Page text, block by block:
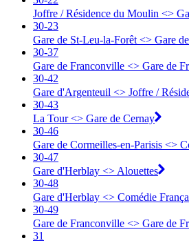
Joffre / Résidence du Moulin <>
30-23
Gare de St-Leu-la-Forêt <> ︎Gare
30-37
Gare de Franconville <> ︎Gare de
30-42
Gare d'Argenteuil <> ︎Joffre /
30-43
La Tour <> ︎Gare de Cernay
30-46
Gare de Cormeilles-en-Parisis <>
30-47
Gare d'Herblay <> ︎Alouettes
30-48
Gare d'Herblay <> ︎Comédie
30-49
Gare de Franconville <> ︎Gare de
31